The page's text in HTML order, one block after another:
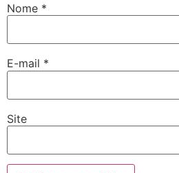
Nome *
E-mail *
Site